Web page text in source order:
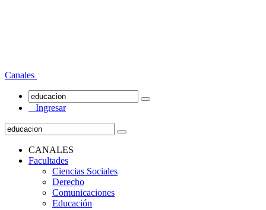
Canales
Ingresar
CANALES
Facultades
Ciencias Sociales
Derecho
Comunicaciones
Educación